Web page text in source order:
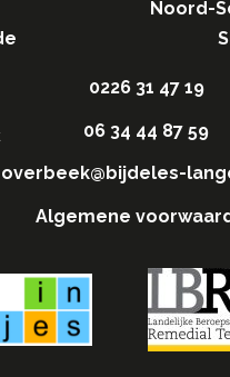
0226 31 47 19
06 34 44 87 59
overbeek@bijdeles-
Algemene
Noord-